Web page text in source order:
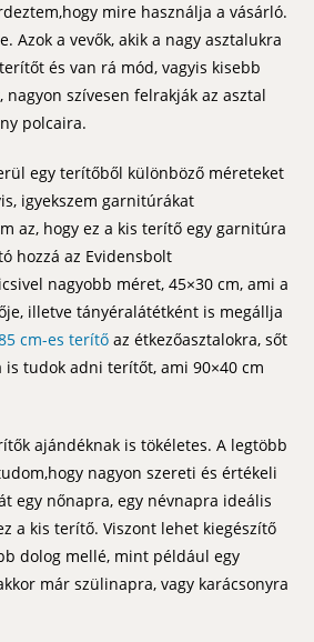
mire használja a vásárló.
Azok a vevők, akik a nagy asztalukra
és van rá mód, vagyis kisebb
nagyon szívesen felrakják az asztal
polcaira.
egy terítőből különböző méreteket
igyekszem garnitúrákat
az, hogy ez a kis terítő egy garnitúra
hozzá az Evidensbolt
nagyobb méret, 45×30 cm, ami a
illetve tányéralátétként is megállja
cm-es terítő az étkezőasztalokra, sőt
is tudok adni terítőt, ami 90×40 cm
ajándéknak is tökéletes. A legtöbb
nagyon szereti és értékeli
egy nőnapra, egy névnapra ideális
a kis terítő. Viszont lehet kiegészítő
dolog mellé, mint például egy
már szülinapra, vagy karácsonyra